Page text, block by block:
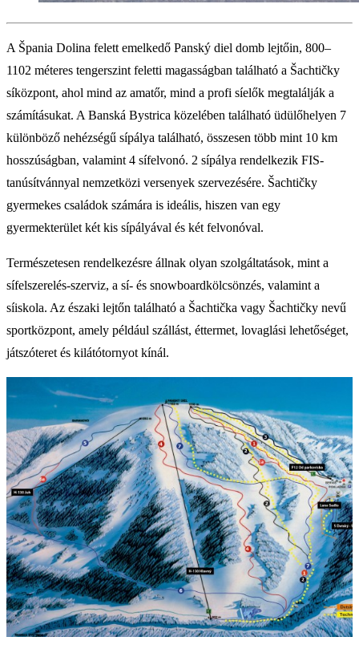
A Špania Dolina felett emelkedő Panský diel domb lejtőin, 800–
1102 méteres tengerszint feletti magasságban található a Šachtičky
síközpont, ahol mind az amatőr, mind a profi síelők megtalálják a
számításukat. A Banská Bystrica közelében található üdülőhelyen 7
különböző nehézségű sípálya található, összesen több mint 10 km
hosszúságban, valamint 4 sífelvonó. 2 sípálya rendelkezik FIS-
tanúsítvánnyal nemzetközi versenyek szervezésére. Šachtičky
gyermekes családok számára is ideális, hiszen van egy
gyermekterület két kis sípályával és két felvonóval.
Természetesen rendelkezésre állnak olyan szolgáltatások, mint a
sífelszerelés-szerviz, a sí- és snowboardkölcsönzés, valamint a
síiskola. Az északi lejtőn található a Šachtička vagy Šachtičky nevű
sportközpont, amely például szállást, éttermet, lovaglási lehetőséget,
játszóteret és kilátótornyot kínál.